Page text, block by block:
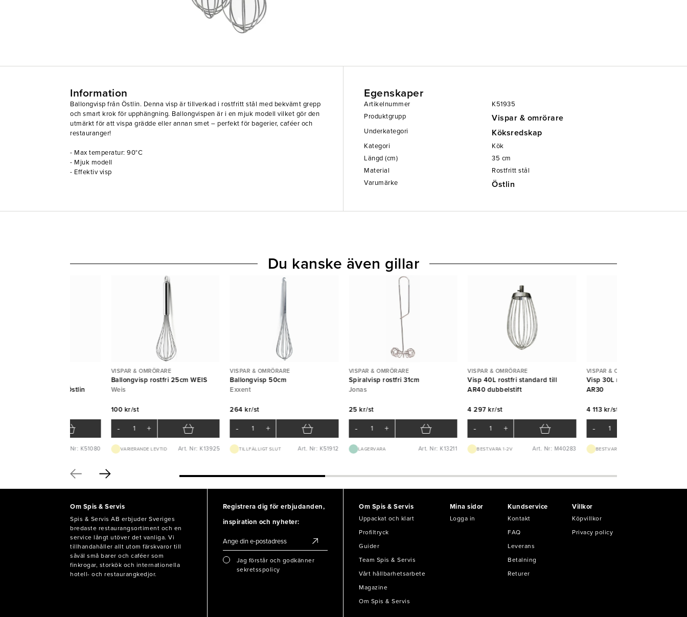
Information
Ballongvisp från Östlin. Denna visp är tillverkad i rostfritt stål med bekvämt grepp
och smart krok för upphängning. Ballongvispen är i en mjuk modell vilket gör den
utmärkt för att vispa grädde eller annan smet – perfekt för bagerier, caféer och
restauranger!
- Max temperatur: 90°C
- Mjuk modell
- Effektiv visp
Egenskaper
Artikelnummer
K51935
Produktgrupp
Vispar & omrörare
Underkategori Köksredskap
Kategori
Kök
Längd (cm)
35 cm
Material
Rostfritt stål
Varumärke
Östlin
rostfritt skaft 80cm Östlin
Art. Nr: K51080
VISPAR & OMRÖRARE
Ballongvisp rostfri 25cm WEIS
Weis
100 kr/st
- +
VARIERANDE LEVTID Art. Nr: K13925
VISPAR & OMRÖRARE
Ballongvisp 50cm
Exxent
264 kr/st
- +
TILLFÄLLIGT SLUT Art. Nr: K51912
VISPAR & OMRÖRARE
Spiralvisp rostfri 31cm
Jonas
25 kr/st
- +
LAGERVARA Art. Nr: K13211
VISPAR & OMRÖRARE
Visp 40L rostfri standard till
AR40 dubbelstift
4 297 kr/st
- +
BEST.VARA 1-2V Art. Nr: M40283
VISPAR & OMRÖRARE
Visp 30L rostfri standard till
AR30
4 113 kr/st
-
BEST.VARA 1-2V
Du kanske även gillar
Om Spis & Servis
Spis & Servis AB erbjuder Sveriges
bredaste restaurangsortiment och en
service långt utöver det vanliga. Vi
tillhandahåller allt utom färskvaror till
såväl små barer och caféer som
finkrogar, storkök och internationella
hotell- och restaurangkedjor.
Registrera dig för erbjudanden,
inspiration och nyheter:
Jag förstår och godkänner
sekretsspolicy
Om Spis & Servis
Uppackat och klart
Profiltryck
Guider
Team Spis & Servis
Vårt hållbarhetsarbete
Magazine
Om Spis & Servis
Mina sidor
Logga in
Kundservice
Kontakt
FAQ
Leverans
Betalning
Returer
Villkor
Köpvillkor
Privacy policy